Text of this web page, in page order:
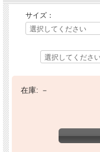
サイズ：
在庫: －